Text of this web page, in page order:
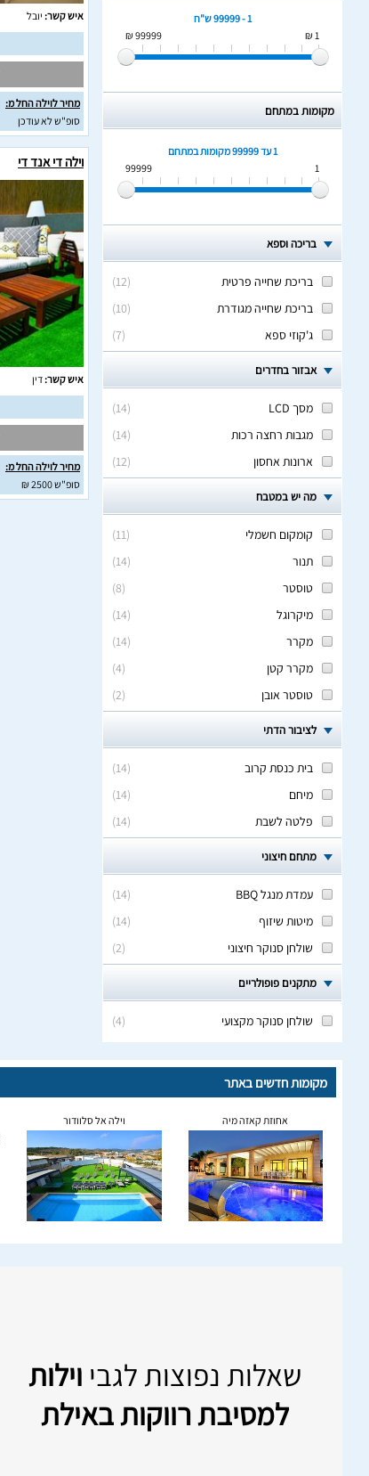
1 - 99999 ש"ח
1 ₪
99999 ₪
מקומות במתחם
1 עד 99999
מקומות במתחם
1
99999
בריכה וספא
(
12
)
בריכת שחייה פרטית
(
10
)
בריכת שחייה מגודרת
(
7
) ג'קוזי ספא
אבזור בחדרים
(
14
)
מסך LCD
(
14
)
מגבות רחצה רכות
(
12
) ארונות אחסון
מה יש במטבח
(
11
)
קומקום חשמלי
(
14
)
תנור
(
8
)
טוסטר
(
14
)
מיקרוגל
(
14
)
מקרר
(
4
)
מקרר קטן
(
2
) טוסטר אובן
לציבור הדתי
(
14
)
בית כנסת קרוב
(
14
)
מיחם
(
14
) פלטה לשבת
מתחם חיצוני
(
14
)
עמדת מנגל BBQ
(
14
)
מיטות שיזוף
(
2
) שולחן סנוקר חיצוני
מתקנים פופולריים
(
4
) שולחן סנוקר מקצועי
איש קשר: יובל
מחיר לוילה החל מ:
סופ"ש לא עודכן
וילה די אנד די
איש קשר:דין
מחיר לוילה החל מ:
סופ"ש 2500 ₪
מקומות חדשים באתר
אחוזת קאזה מיה וילה אל סלוודור
שאלות נפוצות לגבי וילות
למסיבת רווקות באילת